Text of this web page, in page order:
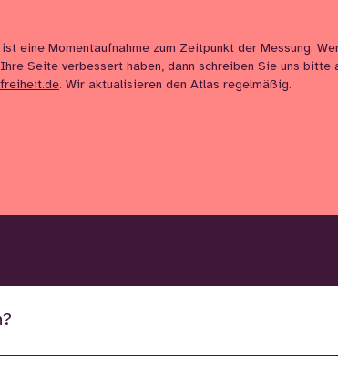
eine Momentaufnahme zum Zeitpunkt der Messung.
Seite verbessert haben, dann schreiben Sie uns bitte
. Wir aktualisieren den Atlas regelmäßig.